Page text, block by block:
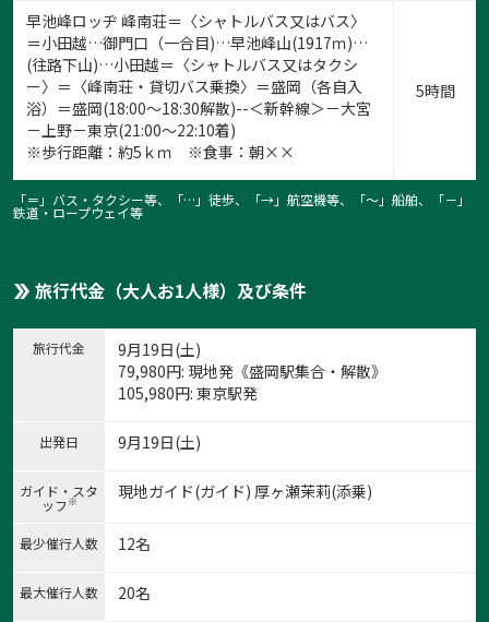
早池峰ロッヂ 峰南荘＝〈シャトルバス又はバス〉
＝小田越…御門口（一合目)…早池峰山(1917ｍ)…
(往路下山)…小田越＝〈シャトルバス又はタクシ
ー〉＝〈峰南荘・貸切バス乗換〉＝盛岡（各自入
浴）＝盛岡(18:00～18:30解散)--＜新幹線＞－大宮
－上野－東京(21:00～22:10着)
※歩行距離：約5ｋｍ ※食事：朝××
5時間
「＝」バス・タクシー等、「…」徒歩、「→」航空機等、「〜」船舶、「－」
鉄道・ロープウェイ等
旅行代金（大人お1人様）及び条件
旅行代金
9月19日(土)
79,980円: 現地発《盛岡駅集合・解散》
105,980円: 東京駅発
出発日 9月19日(土)
ガイド・スタ
ッフ※ 現地ガイド(ガイド) 厚ヶ瀬茉莉(添乗)
最少催行人数 12名
最大催行人数 20名